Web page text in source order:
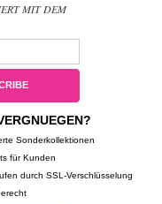
MIT DEM
Sonderkollektionen
für Kunden
durch SSL-Verschlüsselung